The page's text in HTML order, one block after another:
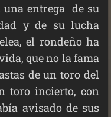
una entrega de su
y de su lucha
el rondeño ha
que no la fama
de un toro del
toro incierto, con
avisado de sus